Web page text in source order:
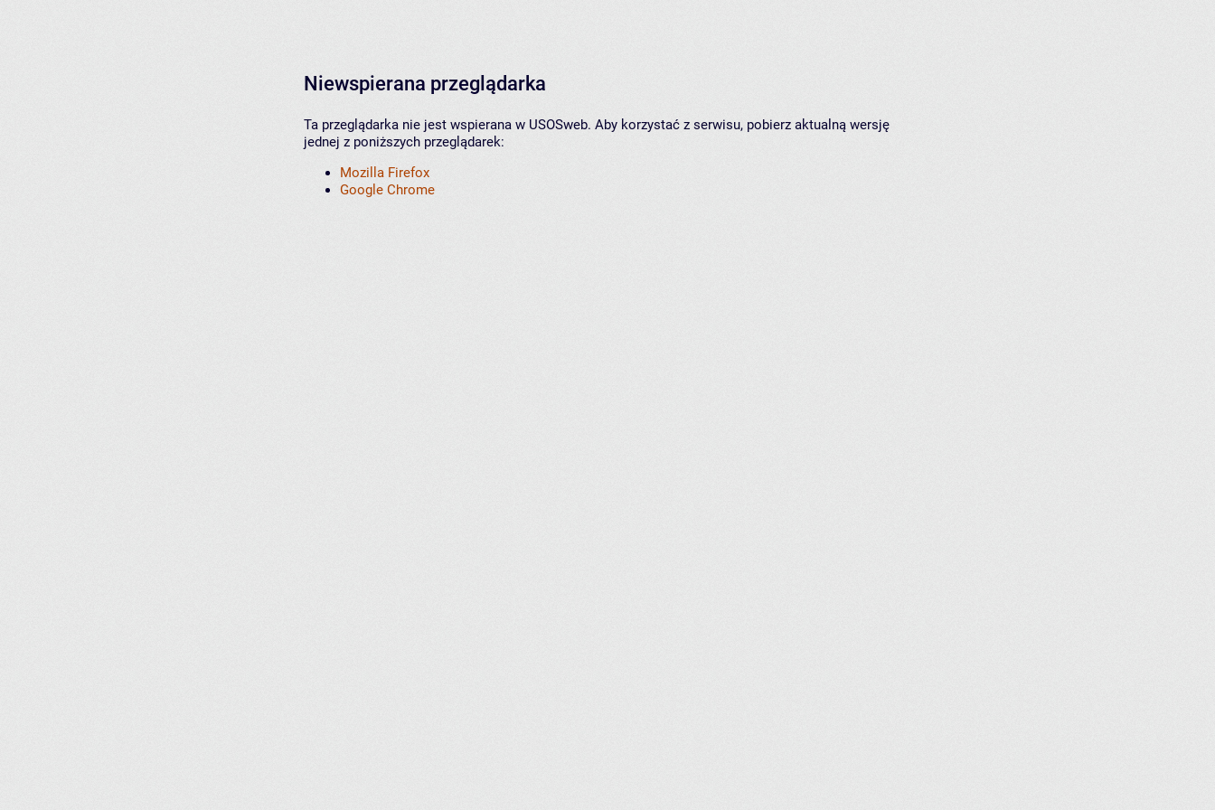
Niewspierana przeglądarka
Ta przeglądarka nie jest wspierana w USOSweb. Aby korzystać z serwisu, pobierz aktualną wersję
jednej z poniższych przeglądarek:
Mozilla Firefox
Google Chrome